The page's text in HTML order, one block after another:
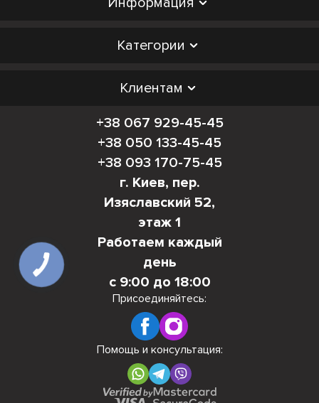
Категории
Клиентам
+38 067 929-45-45
+38 050 133-45-45
+38 093 170-75-45
г. Киев, пер.
Изяславский 52,
этаж 1
Работаем каждый
день
с 9:00 до 18:00
Присоединяйтесь:
Помощь и консультация:
КНОПКА
СВЯЗИ